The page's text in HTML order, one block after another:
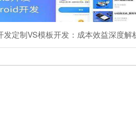
发定制VS模板开发：成本效益深度解